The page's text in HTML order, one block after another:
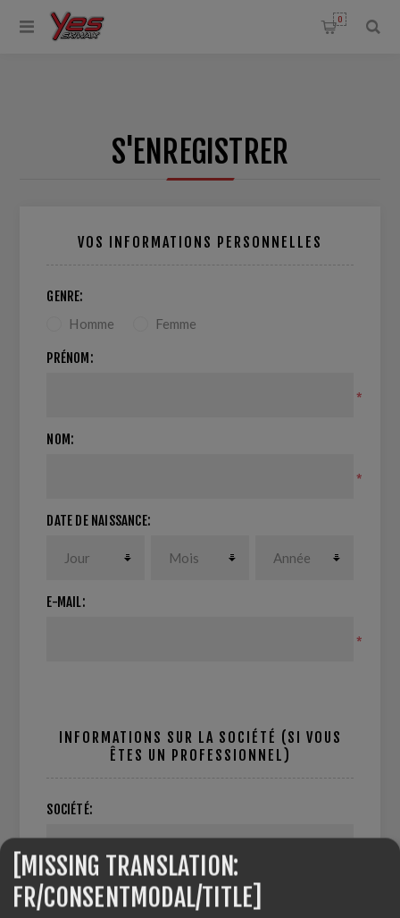
0
S'ENREGISTRER
VOS INFORMATIONS PERSONNELLES
GENRE:
Homme Femme
PRÉNOM:
*
NOM:
*
DATE DE NAISSANCE:
E-MAIL:
*
INFORMATIONS SUR LA SOCIÉTÉ (SI VOUS
ÊTES UN PROFESSIONNEL)
SOCIÉTÉ:
NUMÉRO DE TVA:
[MISSING TRANSLATION:
FR/CONSENTMODAL/TITLE]